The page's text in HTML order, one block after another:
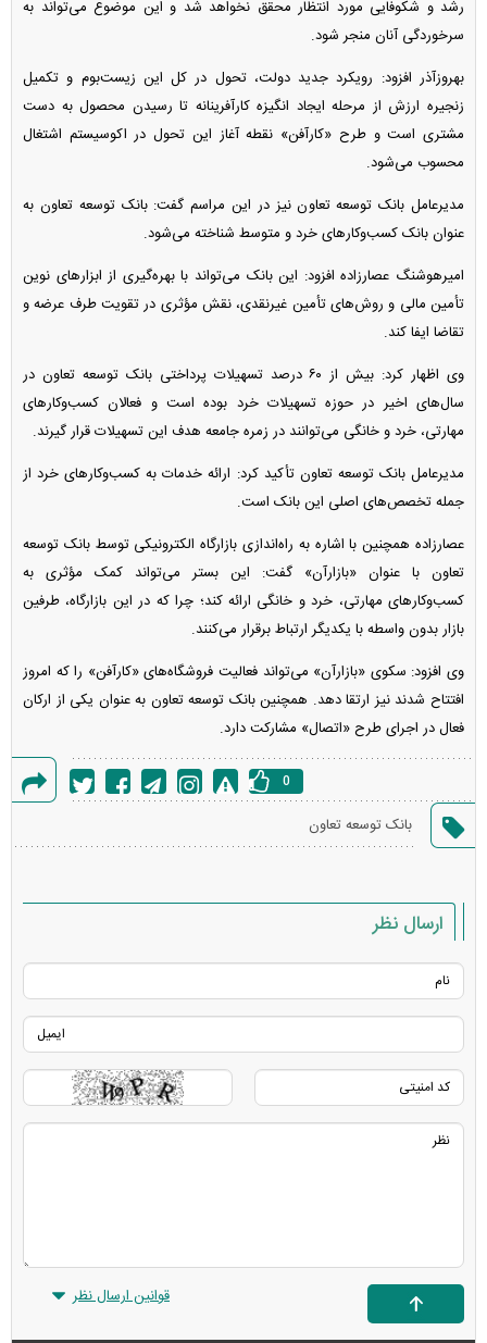
رشد و شکوفایی مورد انتظار محقق نخواهد شد و این موضوع می‌تواند به
سرخوردگی آنان منجر شود.
بهروزآذر افزود: رویکرد جدید دولت، تحول در کل این زیست‌بوم و تکمیل
زنجیره ارزش از مرحله ایجاد انگیزه کارآفرینانه تا رسیدن محصول به دست
مشتری است و طرح «کارآفن» نقطه آغاز این تحول در اکوسیستم اشتغال
محسوب می‌شود.
مدیرعامل بانک توسعه تعاون نیز در این مراسم گفت: بانک توسعه تعاون به
عنوان بانک کسب‌وکار‌های خرد و متوسط شناخته می‌شود.
امیرهوشنگ عصارزاده افزود: این بانک می‌تواند با بهره‌گیری از ابزار‌های نوین
تأمین مالی و روش‌های تأمین غیرنقدی، نقش مؤثری در تقویت طرف عرضه و
تقاضا ایفا کند.
وی اظهار کرد: بیش از ۶۰ درصد تسهیلات پرداختی بانک توسعه تعاون در
سال‌های اخیر در حوزه تسهیلات خرد بوده است و فعالان کسب‌وکار‌های
مهارتی، خرد و خانگی می‌توانند در زمره جامعه هدف این تسهیلات قرار گیرند.
مدیرعامل بانک توسعه تعاون تأکید کرد: ارائه خدمات به کسب‌وکار‌های خرد از
جمله تخصص‌های اصلی این بانک است.
عصارزاده همچنین با اشاره به راه‌اندازی بازارگاه الکترونیکی توسط بانک توسعه
تعاون با عنوان «بازارآن» گفت: این بستر می‌تواند کمک مؤثری به
کسب‌وکار‌های مهارتی، خرد و خانگی ارائه کند؛ چرا که در این بازارگاه، طرفین
بازار بدون واسطه با یکدیگر ارتباط برقرار می‌کنند.
وی افزود: سکوی «بازارآن» می‌تواند فعالیت فروشگاه‌های «کارآفن» را که امروز
افتتاح شدند نیز ارتقا دهد. همچنین بانک توسعه تعاون به عنوان یکی از ارکان
فعال در اجرای طرح «اتصال» مشارکت دارد.
خطا
0
بانک توسعه تعاون
ارسال نظر
قوانین ارسال نظر